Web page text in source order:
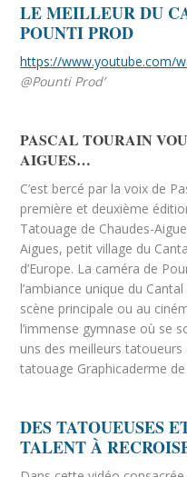
LE MEILLEUR DU
POUNTI PROD
https://www.youtube.com/
@Pounti Prod’
PASCAL TOURAIN
AIGUES…
C’est bercé par la voix de
première et deuxième
Tatouage de Chaudes-
Aigues, petit village du
d’Europe. La caméra de
l’ambiance unique du
scène principale ou au
l’immense gymnase où se
uns des meilleurs
tatouage Graphicaderme
DES TATOUEUSES
TALENT À